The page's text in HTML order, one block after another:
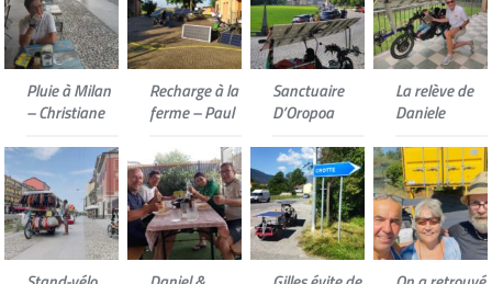
Pluie à Milan
– Christiane
Recharge à la
ferme – Paul
Sanctuaire
D’Oropoa
La relève de
Daniele